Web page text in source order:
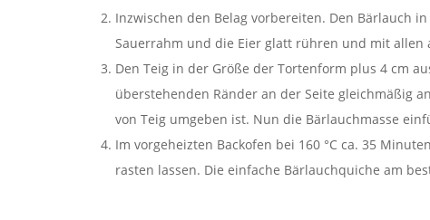
Inzwischen den Belag vorbereiten. Den Bärlauch
Sauerrahm und die Eier glatt rühren und mit allen
Den Teig in der Größe der Tortenform plus 4 cm
überstehenden Ränder an der Seite gleichmäßig
von Teig umgeben ist. Nun die Bärlauchmasse
Im vorgeheizten Backofen bei 160 °C ca. 35
rasten lassen. Die einfache Bärlauchquiche am